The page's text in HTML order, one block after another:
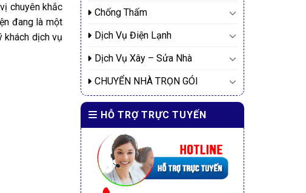
chuyên khắc
đang là một
khách dịch vụ
Chống Thấm
Dịch Vụ Điện Lạnh
Dịch Vụ Xây – Sửa Nhà
CHUYỂN NHÀ TRỌN GÓI
HỖ TRỢ TRỰC TUYẾN